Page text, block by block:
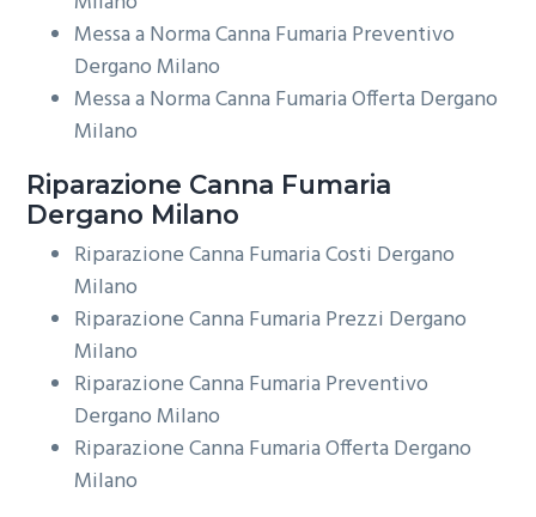
Messa a Norma Canna Fumaria Preventivo
Dergano Milano
Messa a Norma Canna Fumaria Offerta Dergano
Milano
Riparazione Canna Fumaria
Dergano Milano
Riparazione Canna Fumaria Costi Dergano
Milano
Riparazione Canna Fumaria Prezzi Dergano
Milano
Riparazione Canna Fumaria Preventivo
Dergano Milano
Riparazione Canna Fumaria Offerta Dergano
Milano